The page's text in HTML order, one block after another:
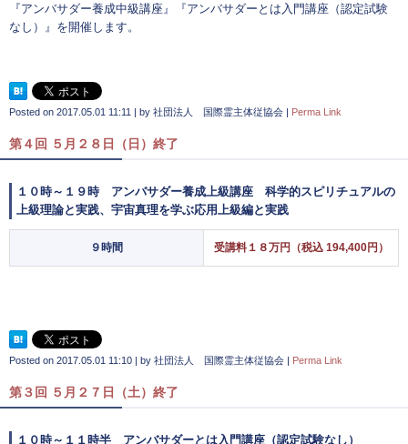
『アンバサダー養成中級講座』『アンバサダーとは入門講座（認定試験
なし）』を開催します。
Posted on 2017.05.01 11:11 | by 社団法人 国際霊主体従協会 | Perma Link
第４回 ５月２８日（日）終了
１０時～１９時 アンバサダー養成上級講座 科学的スピリチュアルの
上級理論と実践、宇宙真理を学ぶ応用上級編と実践
９時間 受講料１８万円（税込 194,400円）
Posted on 2017.05.01 11:10 | by 社団法人 国際霊主体従協会 | Perma Link
第３回 ５月２７日（土）終了
１０時～１１時半 アンバサダーとは入門講座（認定試験なし）